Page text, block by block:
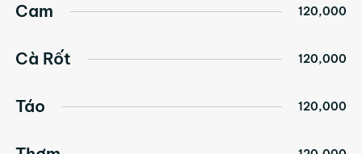
Cam 120,000
Cà Rốt 120,000
Táo 120,000